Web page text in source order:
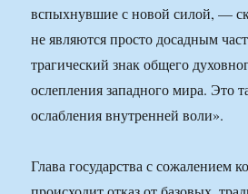
вспыхнувшие с новой силой, —
не являются просто досадным
трагический знак общего
ослепления западного мира. Это
ослабления внутренней воли».
Глава государства с сожалением